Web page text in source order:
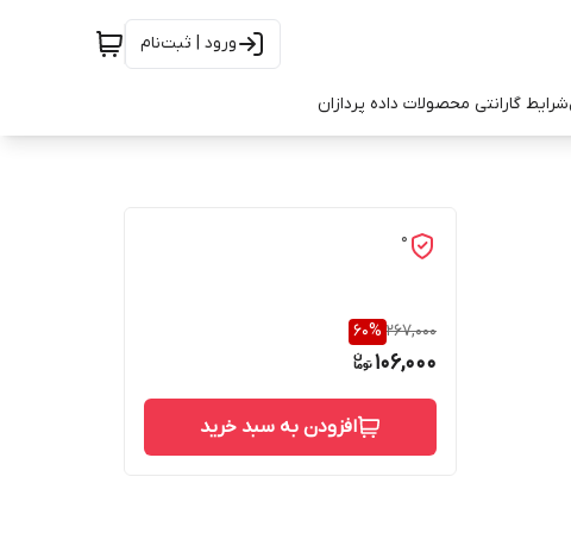
ورود | ثبت‌نام
شرایط گارانتی محصولات داده پردازان
0
267,000
60%
106,000
افزودن به سبد خرید